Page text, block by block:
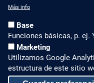
NOVEDADES
Blog
LinkedIn
Más info
Base
Funciones básicas, p. ej.
Marketing
Utilizamos Google
estructura de este sitio